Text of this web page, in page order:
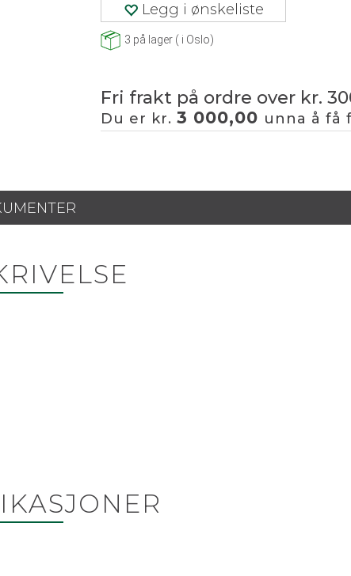
Legg i ønskeliste
3 på lager ( i Oslo)
Fri frakt på ordre over kr.
Du er kr. 3 000,00 unna å få